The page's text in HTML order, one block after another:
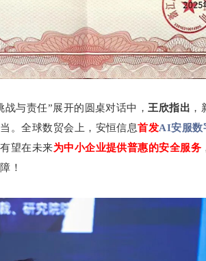
与责任”展开的圆桌对话中， 王欣指出
。全球数贸会上，安恒信息首发AI安服数
望在未来为中小企业提供普惠的安全服务
！